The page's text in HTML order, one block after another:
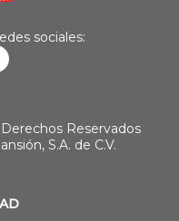
sociales:
Reservados
S.A. de C.V.